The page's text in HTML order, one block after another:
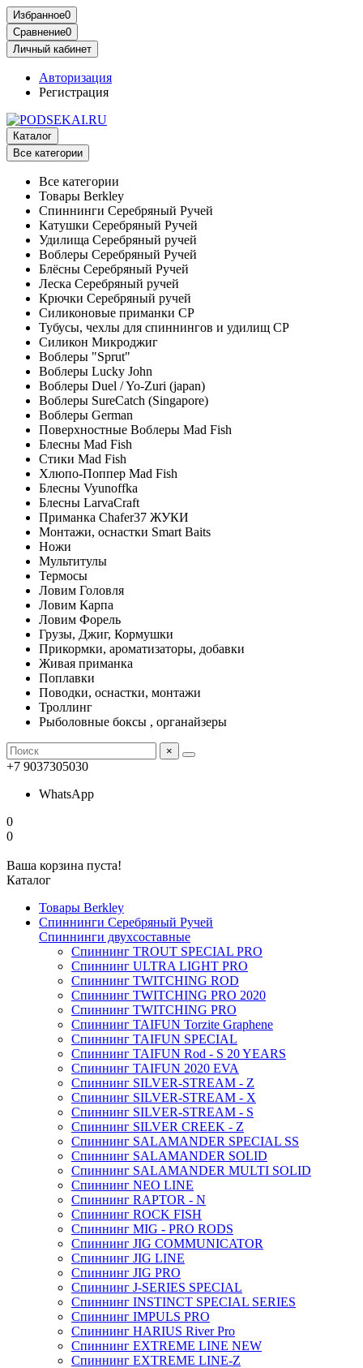
Избранное0
Сравнение0
Личный кабинет
Авторизация
Регистрация
Каталог
Все категории
Все категории
Товары Berkley
Спиннинги Серебряный Ручей
Катушки Серебряный Ручей
Удилища Серебряный ручей
Воблеры Серебряный Ручей
Блёсны Серебряный Ручей
Леска Серебряный ручей
Крючки Серебряный ручей
Силиконовые приманки СР
Тубусы, чехлы для спиннингов и удилищ СР
Силикон Микроджиг
Воблеры "Sprut"
Воблеры Lucky John
Воблеры Duel / Yo-Zuri (japan)
Воблеры SureCatch (Singapore)
Воблеры German
Поверхностные Воблеры Mad Fish
Блесны Mad Fish
Стики Mad Fish
Хлюпо-Поппер Mad Fish
Блесны Vyunoffka
Блесны LarvaCraft
Приманка Chafer37 ЖУКИ
Монтажи, оснастки Smart Baits
Ножи
Мультитулы
Термосы
Ловим Головля
Ловим Карпа
Ловим Форель
Грузы, Джиг, Кормушки
Прикормки, ароматизаторы, добавки
Живая приманка
Поплавки
Поводки, оснастки, монтажи
Троллинг
Рыболовные боксы , органайзеры
×
+7 9037305030
WhatsApp
0
0
Ваша корзина пуста!
Каталог
Товары Berkley
Спиннинги Серебряный Ручей
Спиннинги двухсоставные
Спиннинг TROUT SPECIAL PRO
Спиннинг ULTRA LIGHT PRO
Спиннинг TWITCHING ROD
Спиннинг TWITCHING PRO 2020
Спиннинг TWITCHING PRO
Спиннинг TAIFUN Torzite Graphene
Спиннинг TAIFUN SPECIAL
Спиннинг TAIFUN Rod - S 20 YEARS
Спиннинг TAIFUN 2020 EVA
Спиннинг SILVER-STREAM - Z
Спиннинг SILVER-STREAM - X
Спиннинг SILVER-STREAM - S
Спиннинг SILVER CREEK - Z
Спиннинг SALAMANDER SPECIAL SS
Спиннинг SALAMANDER SOLID
Спиннинг SALAMANDER MULTI SOLID
Спиннинг NEO LINE
Спиннинг RAPTOR - N
Спиннинг ROCK FISH
Спиннинг MIG - PRO RODS
Спиннинг JIG COMMUNICATOR
Спиннинг JIG LINE
Спиннинг JIG PRO
Спиннинг J-SERIES SPECIAL
Спиннинг INSTINCT SPECIAL SERIES
Спиннинг IMPULS PRO
Спиннинг HARIUS River Pro
Спиннинг EXTREME LINE NEW
Спиннинг EXTREME LINE-Z